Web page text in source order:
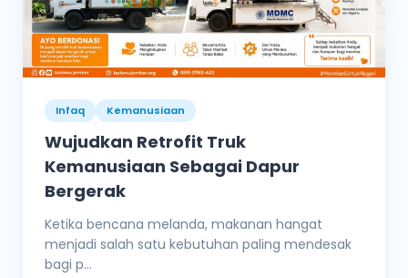
Infaq Kemanusiaan
Wujudkan Retrofit Truk
Kemanusiaan Sebagai Dapur
Bergerak
Ketika bencana melanda, makanan hangat
menjadi salah satu kebutuhan paling mendesak
bagi p...